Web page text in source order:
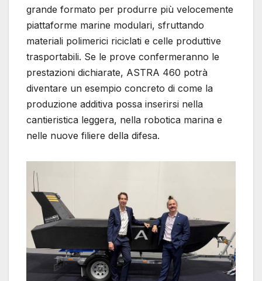
grande formato per produrre più velocemente
piattaforme marine modulari, sfruttando
materiali polimerici riciclati e celle produttive
trasportabili. Se le prove confermeranno le
prestazioni dichiarate, ASTRA 460 potrà
diventare un esempio concreto di come la
produzione additiva possa inserirsi nella
cantieristica leggera, nella robotica marina e
nelle nuove filiere della difesa.